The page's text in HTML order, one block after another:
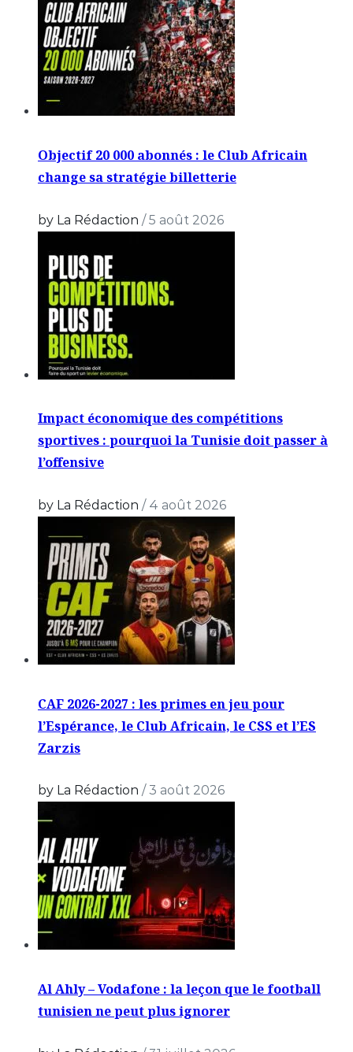
Objectif 20 000 abonnés : le Club Africain
change sa stratégie billetterie
by La Rédaction /5 août 2026
Impact économique des compétitions
sportives : pourquoi la Tunisie doit passer à
l’offensive
by La Rédaction / 4 août 2026
CAF 2026-2027 : les primes en jeu pour
l’Espérance, le Club Africain, le CSS et l’ES
Zarzis
by La Rédaction / 3 août 2026
Al Ahly – Vodafone : la leçon que le football
tunisien ne peut plus ignorer